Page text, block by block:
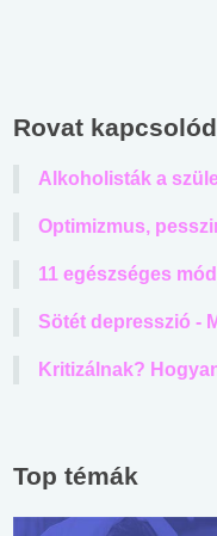
Rovat
Alkoholisták a
Optimizmus,
11 egészséges
Sötét depresszió -
Kritizálnak?
Top témák